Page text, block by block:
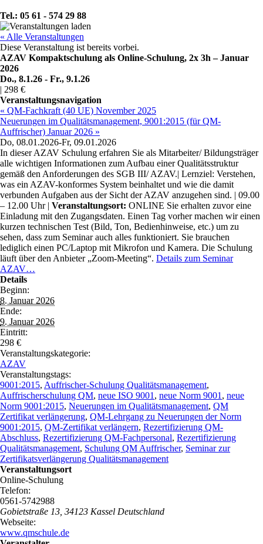
Tel.: 05 61 - 574 29 88
« Alle Veranstaltungen
Diese Veranstaltung ist bereits vorbei.
AZAV Kompaktschulung als Online-Schulung, 2x 3h – Januar
2026
Do., 8.1.26 - Fr., 9.1.26
| 298 €
Veranstaltungsnavigation
« QM-Fachkraft (40 UE) November 2025
Neuerungen im Qualitätsmanagement, 9001:2015 (für QM-
Auffrischer) Januar 2026 »
Do, 08.01.2026-Fr, 09.01.2026
In dieser AZAV Schulung erfahren Sie als Mitarbeiter/ Bildungsträger
alle wichtigen Informationen zum Aufbau einer Qualitätsstruktur
gemäß den Anforderungen des SGB III/ AZAV.| Lernziel: Verstehen,
was ein AZAV-konformes System beinhaltet und wie die damit
verbunden Aufgaben aus der Sicht der AZAV anzugehen sind. | 09.00
– 12.00 Uhr | Veranstaltungsort: ONLINE Sie erhalten zuvor eine
Einladung mit den Zugangsdaten. Einen Tag vorher machen wir einen
kurzen technischen Test (Bild, Ton, Bedienhinweise, etc.) um zu
sehen, dass zum Seminar auch alles funktioniert. Sie brauchen
lediglich einen PC/Laptop mit Mikrofon und Kamera. Die Schulung
läuft über den Anbieter „Zoom-Meeting“. Details zum Seminar
AZAV…
Details
Beginn:
8. Januar 2026
Ende:
9. Januar 2026
Eintritt:
298 €
Veranstaltungskategorie:
AZAV
Veranstaltungstags:
9001:2015, Auffrischer-Schulung Qualitätsmanagement,
Auffrischerschulung QM, neue ISO 9001 , neue Norm 9001 , neue
Norm 9001:2015, Neuerungen im Qualitätsmanagement, QM
Zertifikat verlängerung, QM-Lehrgang zu Neuerungen der Norm
9001:2015, QM-Zertifikat verlängern, Rezertifizierung QM-
Abschluss, Rezertifizierung QM-Fachpersonal, Rezertifizierung
Qualitätsmanagement, Schulung QM Auffrischer, Seminar zur
Zertifikatsverlängerung Qualitätsmanagement
Veranstaltungsort
Online-Schulung
Telefon:
0561-5742988
Gobietstraße 13 34123 Kassel Deutschland
Webseite:
www.qmschule.de